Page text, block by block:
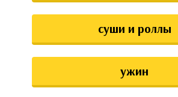
суши и роллы
ужин